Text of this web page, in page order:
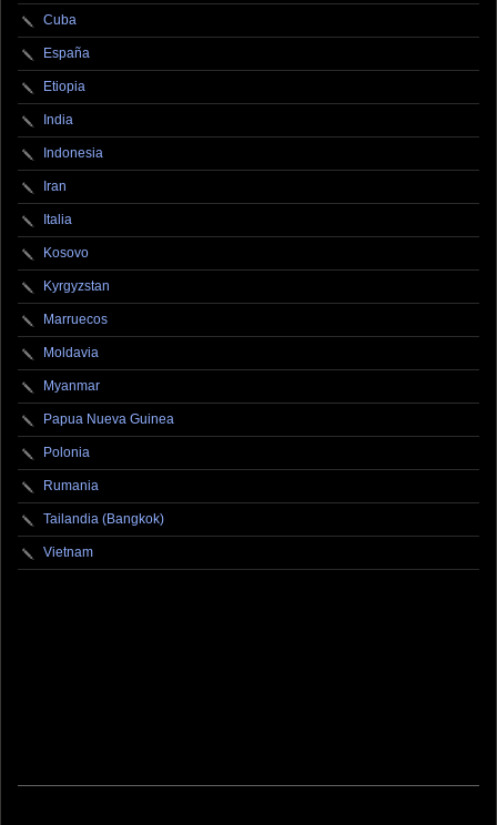
Cuba
España
Etiopia
India
Indonesia
Iran
Italia
Kosovo
Kyrgyzstan
Marruecos
Moldavia
Myanmar
Papua Nueva Guinea
Polonia
Rumania
Tailandia (Bangkok)
Vietnam